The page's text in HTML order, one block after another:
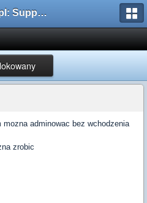
AMXX.pl: Support AMX Mod X i SourceMod
adminowac bez wchodzenia
zrobic